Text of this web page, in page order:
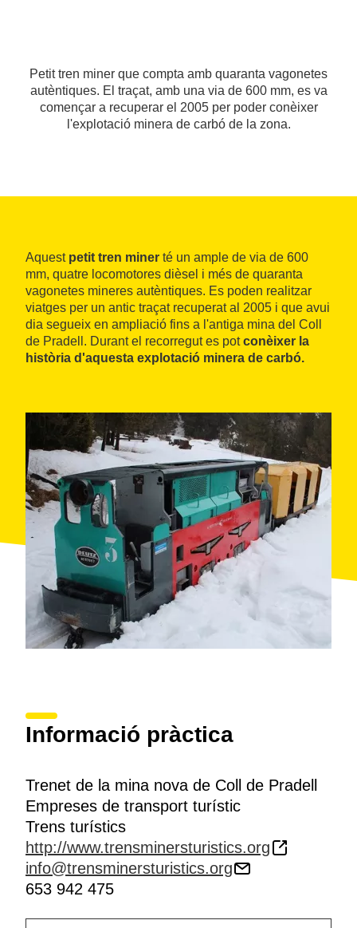
Petit tren miner que compta amb quaranta vagonetes
autèntiques. El traçat, amb una via de 600 mm, es va
començar a recuperar el 2005 per poder conèixer
l'explotació minera de carbó de la zona.
Aquest petit tren miner té un ample de via de 600
mm, quatre locomotores dièsel i més de quaranta
vagonetes mineres autèntiques. Es poden realitzar
viatges per un antic traçat recuperat al 2005 i que avui
dia segueix en ampliació fins a l'antiga mina del Coll
de Pradell. Durant el recorregut es potconèixer la
història d'aquesta explotació minera de carbó.
Informació pràctica
Trenet de la mina nova de Coll de Pradell
Empreses de transport turístic
Trens turístics
http://www.trensminersturistics.org
info@trensminersturistics.org
653 942 475